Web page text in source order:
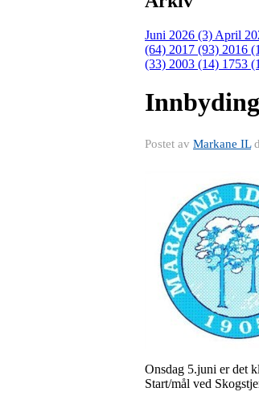
Juni 2026 (3) April
(64) 2017 (93) 2016
(33) 2003 (14) 1753
Postet av Markane IL
Onsdag 5.juni er det
Start/mål ved